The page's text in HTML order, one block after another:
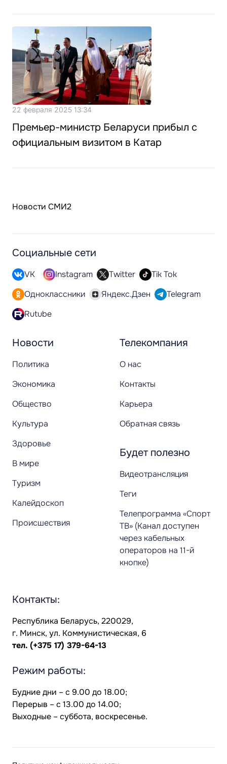
22 февраля 2025 13:34
Премьер-министр Беларуси прибыл с
официальным визитом в Катар
Новости СМИ2
Новости
Политика
Экономика
Общество
Культура
Здоровье
В мире
Туризм
Калейдоскоп
Происшествия
Телекомпания
О нас
Контакты
Карьера
Обратная связь
Будет полезно
Видеотрансляция
Теги
Телепрограмма «Спорт
ТВ» (Канал доступен
через кабельных
операторов на 11-й
кнопке)
Социальные сети
VK Instagram Twitter
Tik Tok
Одноклассники
Яндекс.Дзен
Telegram
Rutube
Контакты:
Республика Беларусь, 220029,
г. Минск, ул. Коммунистическая, 6
тел. (+375 17) 379-64-13
Режим работы:
Будние дни – с 9.00 до 18.00;
Перерыв – с 13.00 до 14.00;
Выходные – суббота, воскресенье.